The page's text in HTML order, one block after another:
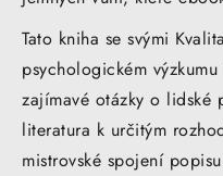
Tato kniha se svými
psychologickém
zajímavé otázky o lidské
literatura k určitým
mistrovské spojení